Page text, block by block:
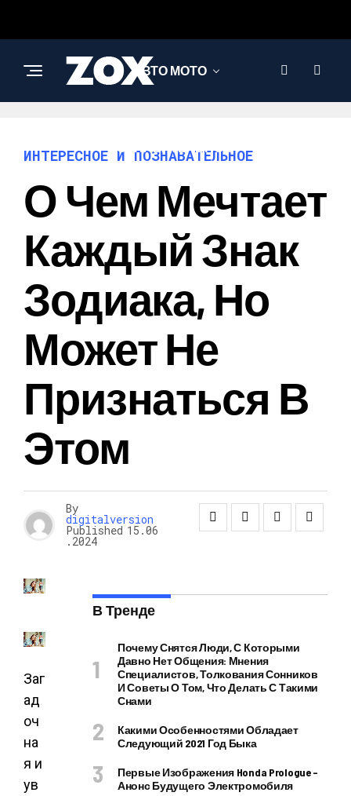
АВТО МОТО
ПОЗНАВАТЕЛЬНОЕ
ИНТЕРЕСНОЕ И ПОЗНАВАТЕЛЬНОЕ
О Чем Мечтает
Каждый Знак
Зодиака, Но
Может Не
Признаться В
Этом
By
digitalversion
Published 15.06
.2024
Заг
ад
оч
на
я и
ув
В Тренде
Почему Снятся Люди, С Которыми
Давно Нет Общения: Мнения
Специалистов, Толкования Сонников
И Советы О Том, Что Делать С Такими
Снами
Какими Особенностями Обладает
Следующий 2021 Год Быка
Первые Изображения Honda Prologue –
Анонс Будущего Электромобиля